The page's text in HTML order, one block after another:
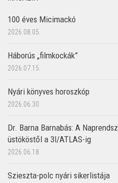
100 éves Micimackó
2026.08.05.
Háborús „filmkockák”
2026.07.15.
Nyári könyves horoszkóp
2026.06.30.
Dr. Barna Barnabás: A
üstököstől a 3I/ATLAS-ig
2026.06.18.
Szieszta-polc nyári sikerlistája